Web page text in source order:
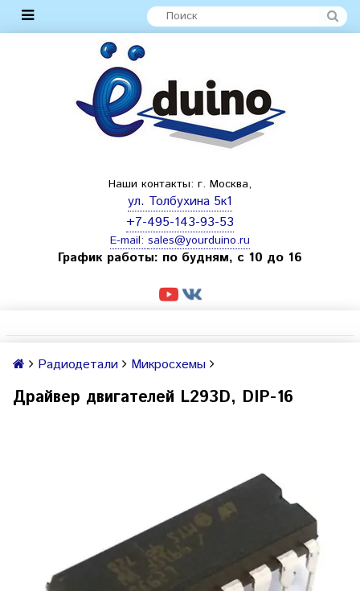
Наши контакты: г. Москва,
ул. Толбухина 5к1
+7-495-143-93-53
E-mail: sales@yourduino.ru
График работы: по будням, с 10 до 16
Радиодетали Микросхемы
Драйвер двигателей L293D, DIP-16